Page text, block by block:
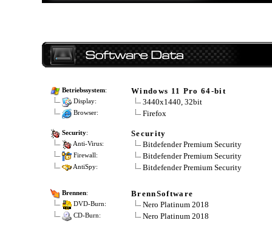
Betriebssystem: Windows 11 Pro 64-bit
Display: 3440x1440, 32bit
Browser: Firefox
Security: Security
Anti-Virus: Bitdefender Premium Security
Firewall: Bitdefender Premium Security
AntiSpy: Bitdefender Premium Security
Brennen: BrennSoftware
DVD-Burn: Nero Platinum 2018
CD-Burn: Nero Platinum 2018